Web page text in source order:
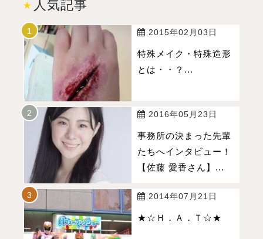
人気記事
2015年02月03日
特殊メイク・特殊造形
とは・・？...
2016年05月23日
事務所の決まった先輩
たちへインタビュー！
【佐藤 愛香さん】...
2014年07月21日
★☆Ｈ．Ａ．Ｔ☆★